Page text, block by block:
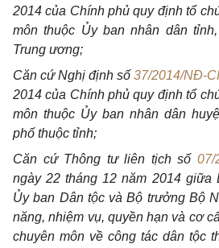
2014 của Chính phủ quy định tổ
môn thuộc Ủy ban nhân dân
Trung ương;
Căn cứ Nghị định số 37/2014/NĐ-
2014 của Chính phủ quy định tổ
môn thuộc Ủy ban nhân dân
phố thuộc tỉnh;
Căn cứ Thông tư liên tịch số 07/
ngày 22 tháng 12 năm 2014 giữa
Ủy ban Dân tộc và Bộ trưởng Bộ
năng, nhiệm vụ, quyền hạn và cơ
chuyên môn về công tác dân tộc